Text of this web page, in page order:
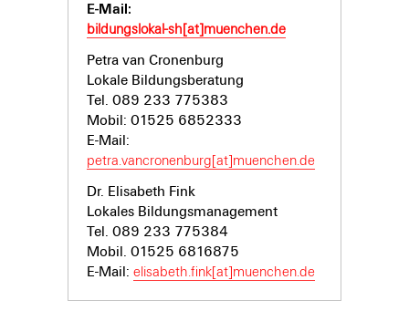
E-Mail:
bildungslokal-sh[at]muenchen.de
Petra van Cronenburg
Lokale Bildungsberatung
Tel. 089 233 775383
Mobil: 01525 6852333
E-Mail:
petra.vancronenburg[at]muenchen.de
Dr. Elisabeth Fink
Lokales Bildungsmanagement
Tel. 089 233 775384
Mobil. 01525 6816875
E-Mail: elisabeth.fink[at]muenchen.de